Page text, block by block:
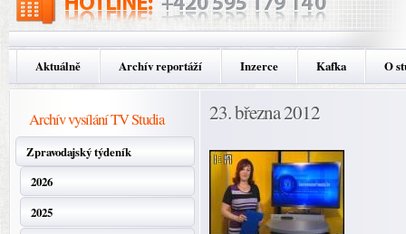
Aktuálně Archív reportáží Inzerce Kafka O
Archív vysílání TV Studia
Zpravodajský týdeník
2026
2025
23. března 2012